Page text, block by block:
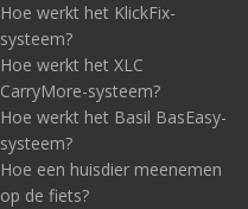
Hoe werkt het KlickFix-
systeem?
Hoe werkt het XLC
CarryMore-systeem?
Hoe werkt het Basil BasEasy-
systeem?
Hoe een huisdier meenemen
op de fiets?